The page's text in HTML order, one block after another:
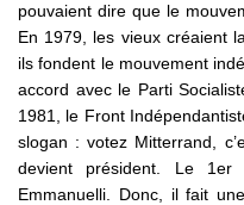
pouvaient dire que le
En 1979, les vieux créaient
ils fondent le mouvement
accord avec le Parti
1981, le Front
slogan : votez Mitterrand,
devient président. Le 1er
Emmanuelli. Donc, il fait